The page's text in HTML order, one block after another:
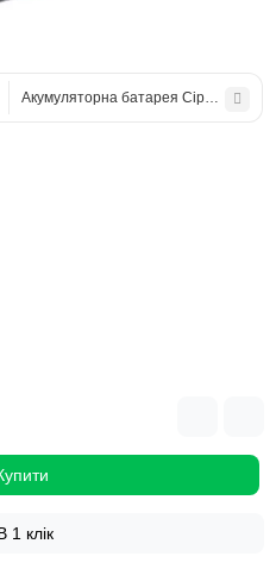
RS 35 (BRS35BAT00001)
Акумуляторна батарея CipherLab
1 клік